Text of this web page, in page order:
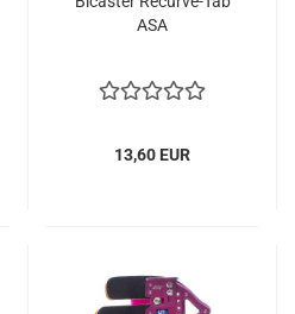
ASA
13,60 EUR